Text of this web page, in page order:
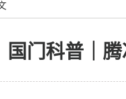
国门科普｜